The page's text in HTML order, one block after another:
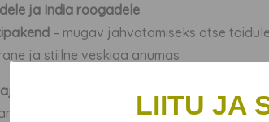
ja India roogadele
– mugav jahvatamiseks otse toidule
ja stiilne veskiga anumas
sool
on suurepärane valik, kui soovid
kui ka gurmeeköögiks.LIITU JA